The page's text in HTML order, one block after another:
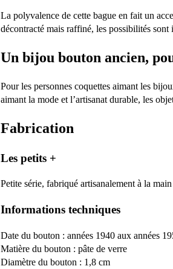
La polyvalence de cette bague en fait un
décontracté mais raffiné, les possibilités sont
Un bijou bouton ancien,
Pour les personnes coquettes aimant les
aimant la mode et l’artisanat durable, les
Fabrication
Les petits +
Petite série, fabriqué artisanalement à la
Informations techniques
Date du bouton : années 1940 aux années
Matière du bouton : pâte de verre
Diamètre du bouton : 1,8 cm